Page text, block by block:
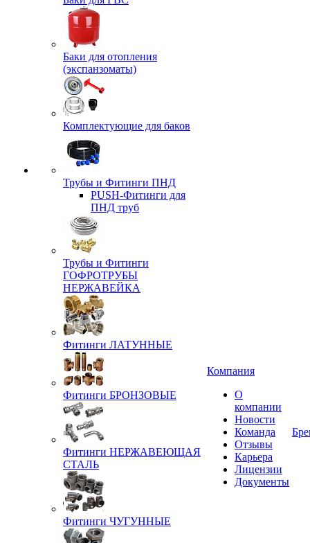
Баки для отопления
(экспанзоматы)
Комплектующие для баков
Трубы и Фитинги ПНД
PUSH-Фитинги для
ПНД труб
Трубы и Фитинги
ГОФРОТРУБЫ
НЕРЖАВЕЙКА
Фитинги ЛАТУННЫЕ
Фитинги БРОНЗОВЫЕ
Фитинги НЕРЖАВЕЮЩАЯ
СТАЛЬ
Фитинги ЧУГУННЫЕ
Компания
О
компании
Новости
Команда
Отзывы
Карьера
Лицензии
Документы